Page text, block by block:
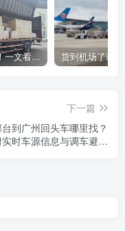
拒绝乱收费！一文看懂中国货代计费套路，教你避开所有隐形坑
下一篇
到广州回头车哪里找？
时车源信息与调车避坑